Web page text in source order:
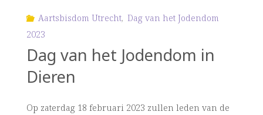
Jodendom
Aartsbisdom Utrecht, Dag van het Jodendom
2023
Dag van het Jodendom in
Dieren
Op zaterdag 18 februari 2023 zullen leden van de